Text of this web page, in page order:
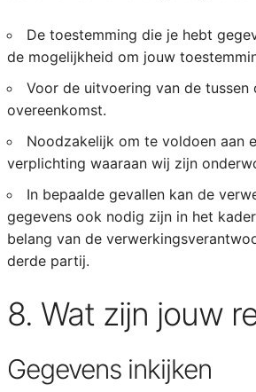
De toestemming die je hebt
de mogelijkheid om jouw
Voor de uitvoering van de tussen
overeenkomst.
Noodzakelijk om te voldoen aan
verplichting waaraan wij zijn
In bepaalde gevallen kan de
gegevens ook nodig zijn in het
belang van de
derde partij.
8. Wat zijn jouw
Gegevens inkijken